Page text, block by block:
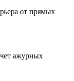
от прямых
ажурных